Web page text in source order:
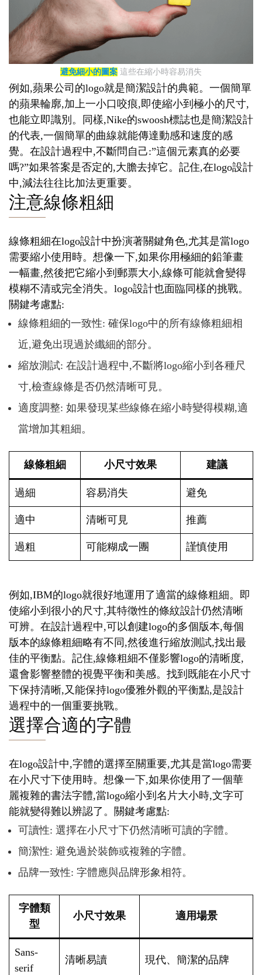
避免細小的圖案 這些在縮小時容易消失
例如,蘋果公司的logo就是簡潔設計的典範。一個簡單
的蘋果輪廓,加上一小口咬痕,即使縮小到極小的尺寸,
也能立即識別。同樣,Nike的swoosh標誌也是簡潔設計
的代表,一個簡單的曲線就能傳達動感和速度的感
覺。在設計過程中,不斷問自己:”這個元素真的必要
嗎?”如果答案是否定的,大膽去掉它。記住,在logo設計
中,減法往往比加法更重要。
注意線條粗細
線條粗細在logo設計中扮演著關鍵角色,尤其是當logo
需要縮小使用時。想像一下,如果你用極細的鉛筆畫
一幅畫,然後把它縮小到郵票大小,線條可能就會變得
模糊不清或完全消失。logo設計也面臨同樣的挑戰。
關鍵考慮點:
線條粗細的一致性: 確保logo中的所有線條粗細相
近,避免出現過於纖細的部分。
縮放測試: 在設計過程中,不斷將logo縮小到各種尺
寸,檢查線條是否仍然清晰可見。
適度調整: 如果發現某些線條在縮小時變得模糊,適
當增加其粗細。
線條粗細 小尺寸效果 建議
過細 容易消失 避免
適中 清晰可見 推薦
過粗 可能糊成一團 謹慎使用
例如,IBM的logo就很好地運用了適當的線條粗細。即
使縮小到很小的尺寸,其特徵性的條紋設計仍然清晰
可辨。在設計過程中,可以創建logo的多個版本,每個
版本的線條粗細略有不同,然後進行縮放測試,找出最
佳的平衡點。記住,線條粗細不僅影響logo的清晰度,
還會影響整體的視覺平衡和美感。找到既能在小尺寸
下保持清晰,又能保持logo優雅外觀的平衡點,是設計
過程中的一個重要挑戰。
選擇合適的字體
在logo設計中,字體的選擇至關重要,尤其是當logo需要
在小尺寸下使用時。想像一下,如果你使用了一個華
麗複雜的書法字體,當logo縮小到名片大小時,文字可
能就變得難以辨認了。關鍵考慮點:
可讀性: 選擇在小尺寸下仍然清晰可讀的字體。
簡潔性: 避免過於裝飾或複雜的字體。
品牌一致性: 字體應與品牌形象相符。
字體類
型
小尺寸效果 適用場景
Sans-
serif
清晰易讀 現代、簡潔的品牌